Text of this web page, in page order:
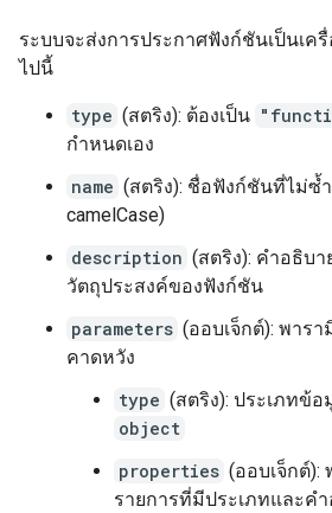
ระบบจะส่งการประกาศฟังก์ชันเป็นเ
ไปนี้
type (สตริง): ต้องเป็น
กำหนดเอง
name (สตริง): ชื่อฟังก์ชันที่ไม่ซ้
camelCase)
description (สตริง): คำอธิบา
วัตถุประสงค์ของฟังก์ชัน
parameters (ออบเจ็กต์): พาร
คาดหวัง
type (สตริง): ประเภทข้
object
properties (ออบเจ็กต์):
รายการที่มีประเภทและค